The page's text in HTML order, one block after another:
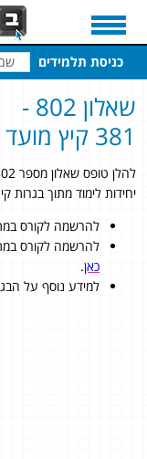
כניסת תלמידים
שאלון 802 -
381 קיץ מועד א׳ 2019 | בגרות אונליין
יחידות לימוד מתוך בגרות קיץ
להרשמה לקורס
להרשמה לקורס
כאן.
למידע נוסף על